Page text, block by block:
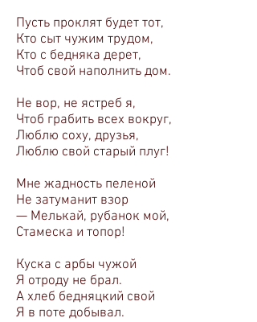
Пусть проклят будет тот,
Кто сыт чужим трудом,
Кто с бедняка дерет,
Чтоб свой наполнить дом.
Не вор, не ястреб я,
Чтоб грабить всех вокруг,
Люблю соху, друзья,
Люблю свой старый плуг!
Мне жадность пеленой
Не затуманит взор
— Мелькай, рубанок мой,
Стамеска и топор!
Куска с арбы чужой
Я отроду не брал.
А хлеб бедняцкий свой
Я в поте добывал.